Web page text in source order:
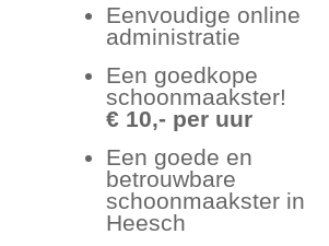
Eenvoudige online
administratie
Een goedkope
schoonmaakster!
€ 10,- per uur
Een goede en
betrouwbare
schoonmaakster in
Heesch